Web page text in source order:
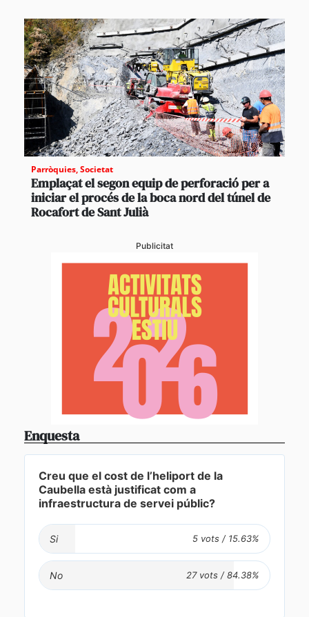
Parròquies,Societat
Emplaçat el segon equip de perforació per a
iniciar el procés de la boca nord del túnel de
Rocafort de Sant Julià
Publicitat
Enquesta
Creu que el cost de l’heliport de la
Caubella està justificat com a
infraestructura de servei públic?
Si
No